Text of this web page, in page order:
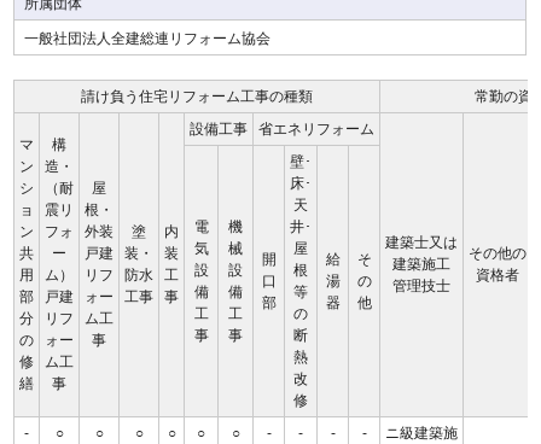
所属団体
一般社団法人全建総連リフォーム協会
請け負う住宅リフォーム工事の種類 常勤の資
マ
ン
シ
ョ
ン
共
用
部
分
の
修
繕
構
造・
（耐
震リ
フォ
ー
ム）
戸建
リフ
ォー
ム工
事
屋
根・
外装
戸建
リフ
ォー
ム工
事
塗
装・
防水
工事
内
装
工
事
設備工事 省エネリフォーム
建築士又は
建築施工
管理技士
その他の
資格者
電
気
設
備
工
事
機
械
設
備
工
事
開
口
部
壁･
床･
天
井･
屋
根
等
の
断
熱
改
修
給
湯
器
そ
の
他
- ○ ○ ○ ○ ○ ○ - - - -
ニ級建築施